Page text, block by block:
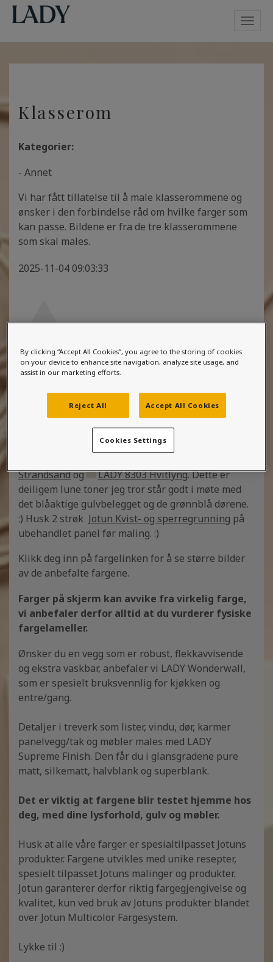
Klasserom
Kategorier:
- Annet
Vi har fått tillatelse til å male klasserommene og
ønsker i den forbindelse råd om hvilke farger som
kan passe. Bildene er fra de tre klasserommene
som skal males.
2025-11-04 09:03:33
Jeg tror klasserommene deres blir stilige i
Strandsandog LADY 8303 Hvitlyng. Dette er
deiligem lune toner jeg tror står godt i møte med
det blåaktige gulvbelegget og de grønnblå dørene.
:) Husk 2 strøk Jotun Kvist- og sperregrunning på
ubehandlet panel før maling. :)
Klikk deg inn på fargelinken for å se større bilder
av de anbefalte fargene.
Farger på skjerm kan avvike fra virkelig farge,
vi anbefaler derfor alltid at du vurderer fysiske
fargelameller.
Ønsker du en vegg som er robust, flekkavvisende
og ekstra vaskbar, anbefaler vi LADY Wonderwall,
som er spesielt bruksvennlig for kjøkken og
entre/gang.
Detaljer i treverk som lister, vindu, dør, karmer
panelvegg/tak og møbler males med LADY
Supreme Finish. Den får du i glansgradene pure
matt, silkematt, halvblank og superblank.
Det er viktig at fargene blir testet hjemme hos
deg, med dine lysforhold, gulv og møbler.
Husk at alle våre farger er spesialtilpasset Jotuns
produkter. Fargene utvikles med unike resepter,
spesielt tilpasset Jotuns malinger og produkter.
Jotun garanterer derfor riktig fargegjengivelse og
kvalitet, kun ved bruk av Jotuns produkter blandet
over Jotun Multicolor Fargesystem.
Lykke til :)
By clicking “Accept All Cookies”, you agree to the storing of cookies
on your device to enhance site navigation, analyze site usage, and
assist in our marketing efforts.
Reject All Accept All Cookies
Cookies Settings